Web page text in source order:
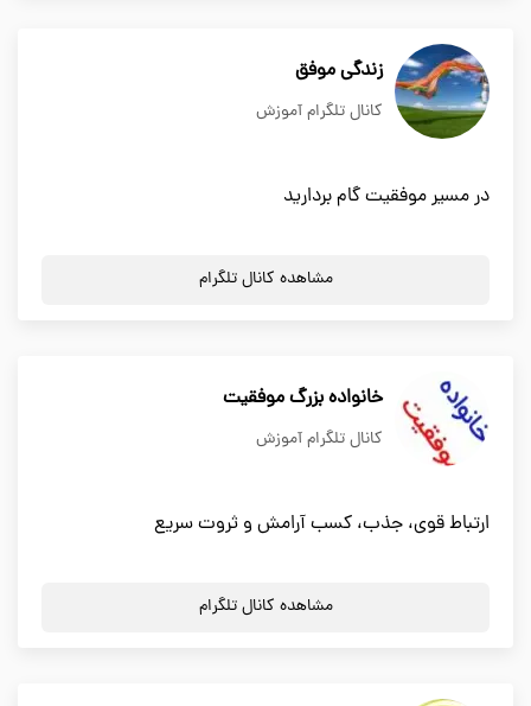
زندگی موفق
کانال تلگرام آموزش
در مسیر موفقیت گام بردارید
مشاهده کانال تلگرام
خانواده بزرگ موفقیت
کانال تلگرام آموزش
ارتباط قوی، جذب، کسب آرامش و ثروت سریع
مشاهده کانال تلگرام